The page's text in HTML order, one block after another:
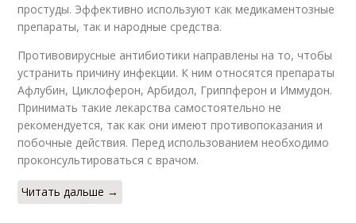
простуды. Эффективно используют как медикаментозные
препараты, так и народные средства.
Противовирусные антибиотики направлены на то, чтобы
устранить причину инфекции. К ним относятся препараты
Афлубин, Циклоферон, Арбидол, Гриппферон и Иммудон.
Принимать такие лекарства самостоятельно не
рекомендуется, так как они имеют противопоказания и
побочные действия. Перед использованием необходимо
проконсультироваться с врачом.
Читать дальше →